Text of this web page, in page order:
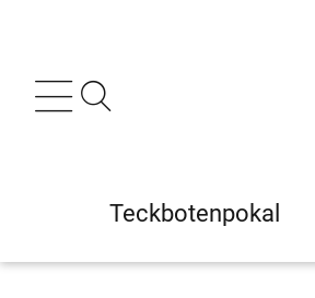
Teckbotenpokal